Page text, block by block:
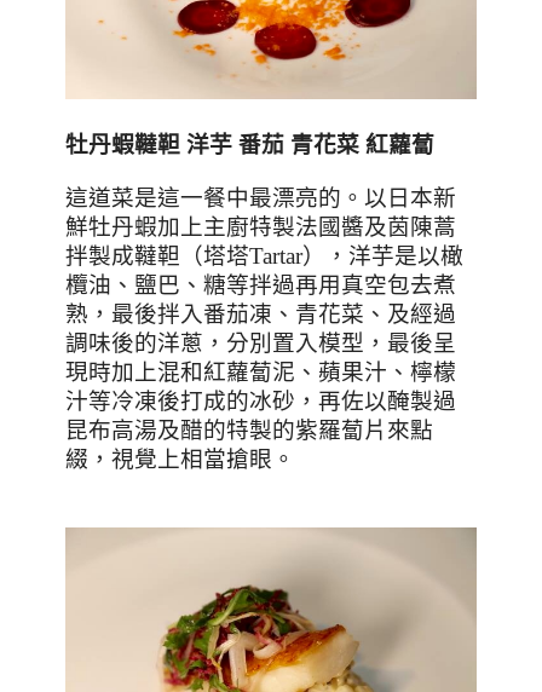
牡丹蝦韃靼 洋芋 番茄 青花菜 紅蘿蔔
這道菜是這一餐中最漂亮的。以日本新
鮮牡丹蝦加上主廚特製法國醬及茵陳蒿
拌製成韃靼（塔塔Tartar），洋芋是以橄
欖油、鹽巴、糖等拌過再用真空包去煮
熟，最後拌入番茄凍、青花菜、及經過
調味後的洋蔥，分別置入模型，最後呈
現時加上混和紅蘿蔔泥、蘋果汁、檸檬
汁等冷凍後打成的冰砂，再佐以醃製過
昆布高湯及醋的特製的紫羅蔔片來點
綴，視覺上相當搶眼。